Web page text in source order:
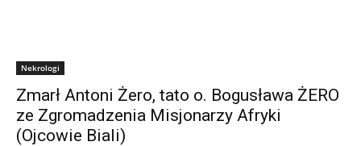
Nekrologi
Zmarł Antoni Żero, tato o. Bogusława ŻERO
ze Zgromadzenia Misjonarzy Afryki
(Ojcowie Biali)